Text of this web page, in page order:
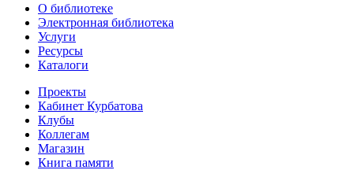
О библиотеке
Электронная библиотека
Услуги
Ресурсы
Каталоги
Проекты
Кабинет Курбатова
Клубы
Коллегам
Магазин
Книга памяти